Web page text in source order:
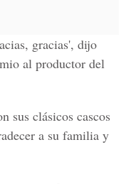
gracias', dijo
al productor del
sus clásicos cascos
a su familia y